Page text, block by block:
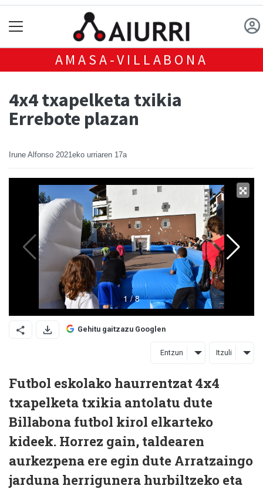
AMASA-VILLABONA
4x4 txapelketa txikia
Errebote plazan
Irune Alfonso 2021eko urriaren 17a
Gehitu gaitzazu Googlen
Entzun Itzuli
Futbol eskolako haurrentzat 4x4
txapelketa txikia antolatu dute
Billabona futbol kirol elkarteko
kideek. Horrez gain, taldearen
aurkezpena ere egin dute Arratzaingo
jarduna herrigunera hurbiltzeko eta